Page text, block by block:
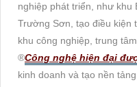
nghiệp phát triển, như khu
Trường Sơn, tạo điều kiện
khu công nghiệp, trung
®️Công nghệ hiện đại
kinh doanh và tạo nền